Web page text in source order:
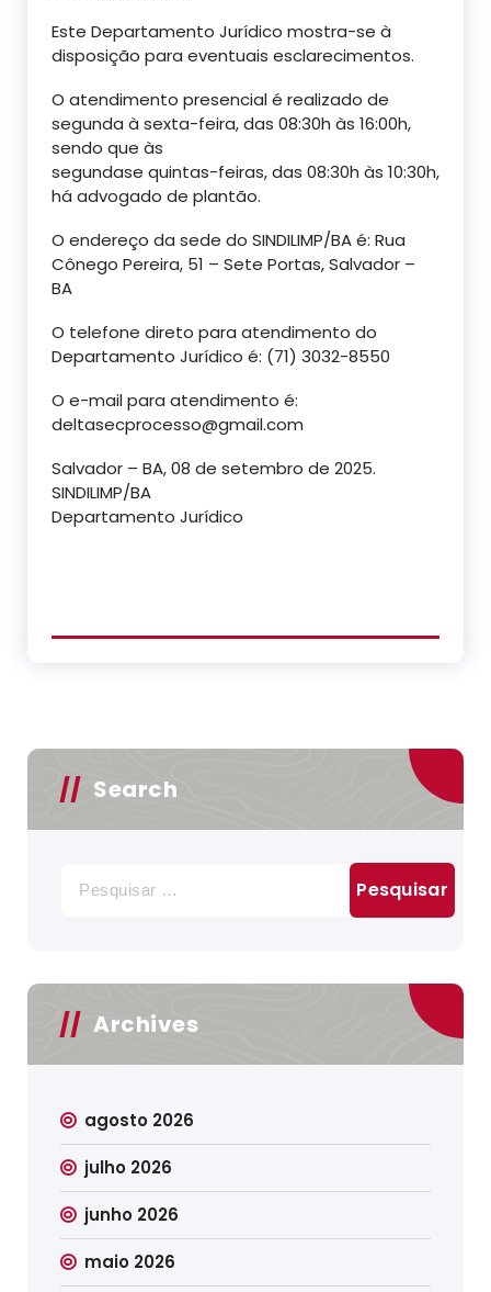
Este Departamento Jurídico mostra-se à
disposição para eventuais esclarecimentos.
O atendimento presencial é realizado de
segunda à sexta-feira, das 08:30h às 16:00h,
sendo que às
segundase quintas-feiras, das 08:30h às 10:30h,
há advogado de plantão.
O endereço da sede do SINDILIMP/BA é: Rua
Cônego Pereira, 51 – Sete Portas, Salvador –
BA
O telefone direto para atendimento do
Departamento Jurídico é: (71) 3032-8550
O e-mail para atendimento é:
deltasecprocesso@gmail.com
Salvador – BA, 08 de setembro de 2025.
SINDILIMP/BA
Departamento Jurídico
Search
por:
Archives
agosto 2026
julho 2026
junho 2026
maio 2026